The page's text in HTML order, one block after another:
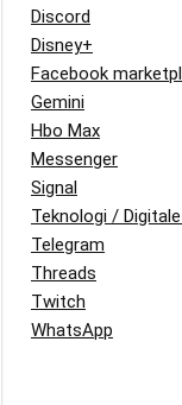
Discord
Disney+
Facebook
Gemini
Hbo Max
Messenger
Signal
Teknologi /
Telegram
Threads
Twitch
WhatsApp